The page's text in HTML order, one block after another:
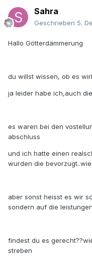
Sahra
Geschrieben 5.
Hallo Götterdämmerung
du willst wissen, ob es
ja leider habe ich,auch
es waren bei den
abschluss
und ich hatte einen
wurden die
aber sonst heisst es wir
sondern auf die
findest du es
streben